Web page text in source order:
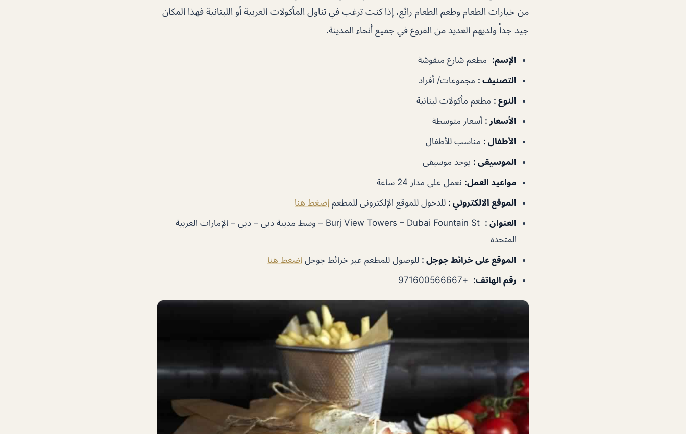
من خيارات الطعام وطعم الطعام رائع، إذا كنت ترغب في تناول المأكولات العربية أو اللبنانية فهذا المكان
جيد جداً ولديهم العديد من الفروع في جميع أنحاء المدينة.
الإسم: مطعم شارع منقوشة
التصنيف : مجموعات/ أفراد
النوع : مطعم مأكولات لبنانية
الأسعار : أسعار متوسطة
الأطفال : مناسب للأطفال
الموسيقى : يوجد موسيقى
مواعيد العمل: نعمل على مدار 24 ساعة
الموقع الالكتروني : للدخول للموقع الإلكتروني للمطعم إضغط هنا
العنوان :
Burj View Towers – Dubai Fountain St – وسط مدينة دبي – دبي – الإمارات العربية
المتحدة
الموقع على خرائط جوجل : للوصول للمطعم عبر خرائط جوجل اضغط هنا
رقم الهاتف:
+971600566667